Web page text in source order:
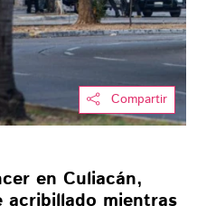
Compartir
en Culiacán,
acribillado mientras